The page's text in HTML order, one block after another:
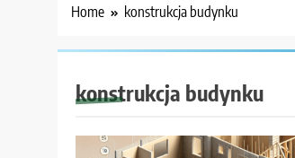
Home konstrukcja budynku
konstrukcja budynku